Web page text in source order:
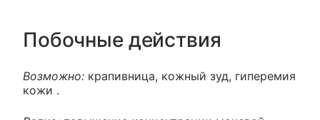
Побочные действия
Возможно: крапивница, кожный зуд, гиперемия
кожи .